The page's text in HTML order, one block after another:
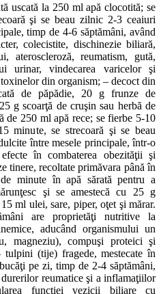
uscată la 250 ml apă clocotită; se
şi se beau zilnic 2-3 ceaiuri
timp de 4-6 săptămâni, având
colecistite, dischinezie biliară,
ateroscleroză, reumatism, gută,
urinar, vindecarea varicelor şi
din organism; – decoct din
de păpădie, 20 g frunze de
g scoarţă de cruşin sau herbă de
de 250 ml apă rece; se fierbe 5-10
minute, se strecoară şi se beau
între mesele principale, într-o
în combaterea obezităţii şi
tinere, recoltate primăvara până în
minute în apă sărată pentru a
şi se amestecă cu 25 g
ml ulei, sare, piper, oţet şi mărar.
are proprietăţi nutritive la
aducând organismului un
magneziu), compuşi proteici şi
tulpini (tije) fragede, mestecate în
pe zi, timp de 2-4 săptămâni,
reumatice şi a inflamaţiilor
funcţiei vezicii biliare cu